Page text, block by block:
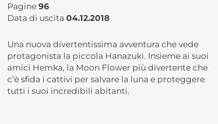
Pagine 96
Data di uscita 04.12.2018
Una nuova divertentissima avventura che vede
protagonista la piccola Hanazuki. Insieme ai suoi
amici Hemka, la Moon Flower più divertente che
c’è sfida i cattivi per salvare la luna e proteggere
tutti i suoi incredibili abitanti.